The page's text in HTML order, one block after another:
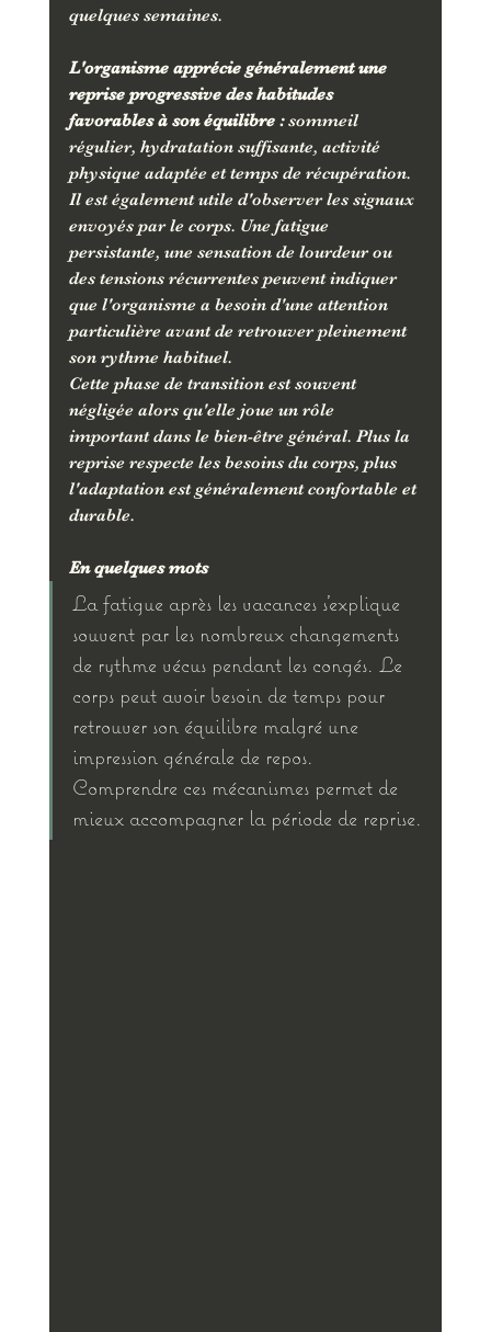
quelques semaines.
L'organisme apprécie généralement une
reprise progressive des habitudes
favorables à son équilibre : sommeil
régulier, hydratation suffisante, activité
physique adaptée et temps de récupération.
Il est également utile d'observer les signaux
envoyés par le corps. Une fatigue
persistante, une sensation de lourdeur ou
des tensions récurrentes peuvent indiquer
que l'organisme a besoin d'une attention
particulière avant de retrouver pleinement
son rythme habituel.
Cette phase de transition est souvent
négligée alors qu'elle joue un rôle
important dans le bien-être général. Plus la
reprise respecte les besoins du corps, plus
l'adaptation est généralement confortable et
durable.
En quelques mots
La fatigue après les vacances s'explique
souvent par les nombreux changements
de rythme vécus pendant les congés. Le
corps peut avoir besoin de temps pour
retrouver son équilibre malgré une
impression générale de repos.
Comprendre ces mécanismes permet de
mieux accompagner la période de reprise.